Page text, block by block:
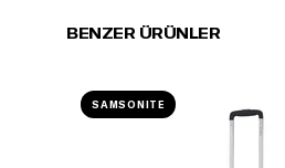
BENZER ÜRÜNLER
SAMSONITE